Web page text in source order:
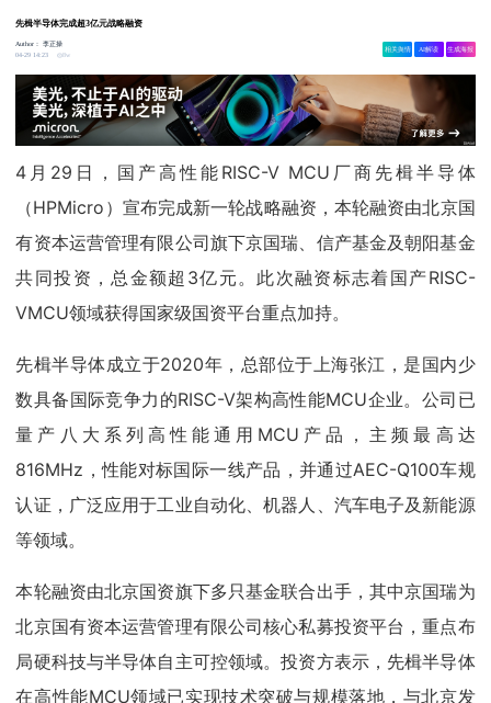
先楫半导体完成超3亿元战略融资
Author：李正操
04-29 14:23
8w
相关舆情 AI解读 生成海报
4月29日，国产高性能RISC-V MCU厂商先楫半导体
（HPMicro）宣布完成新一轮战略融资，本轮融资由北京国
有资本运营管理有限公司旗下京国瑞、信产基金及朝阳基金
共同投资，总金额超3亿元。此次融资标志着国产RISC-
VMCU领域获得国家级国资平台重点加持。
先楫半导体成立于2020年，总部位于上海张江，是国内少
数具备国际竞争力的RISC-V架构高性能MCU企业。公司已
量产八大系列高性能通用MCU产品，主频最高达
816MHz，性能对标国际一线产品，并通过AEC-Q100车规
认证，广泛应用于工业自动化、机器人、汽车电子及新能源
等领域。
本轮融资由北京国资旗下多只基金联合出手，其中京国瑞为
北京国有资本运营管理有限公司核心私募投资平台，重点布
局硬科技与半导体自主可控领域。投资方表示，先楫半导体
在高性能MCU领域已实现技术突破与规模落地，与北京发